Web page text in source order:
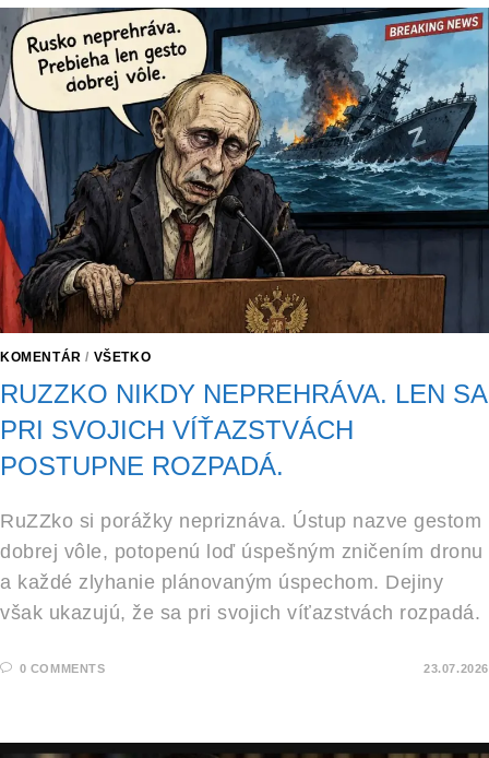
KOMENTÁR / VŠETKO
RUZZKO NIKDY NEPREHRÁVA. LEN SA
PRI SVOJICH VÍŤAZSTVÁCH
POSTUPNE ROZPADÁ.
RuZZko si porážky nepriznáva. Ústup nazve gestom
dobrej vôle, potopenú loď úspešným zničením dronu
a každé zlyhanie plánovaným úspechom. Dejiny
však ukazujú, že sa pri svojich víťazstvách rozpadá.
0 COMMENTS 23.07.2026